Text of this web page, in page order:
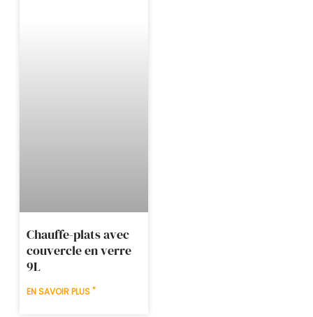
Chauffe-plats avec
couvercle en verre
9L
EN SAVOIR PLUS "